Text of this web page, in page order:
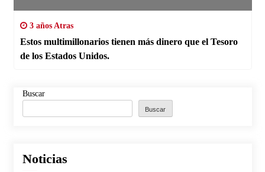
3 años Atras
Estos multimillonarios tienen más dinero que el Tesoro
de los Estados Unidos.
Buscar
Buscar
Noticias